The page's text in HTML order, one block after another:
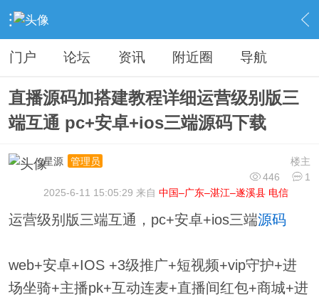
› 分类信息 › 源码模板 › 内容
门户 论坛 资讯 附近圈 导航
直播源码加搭建教程详细运营级别版三
端互通 pc+安卓+ios三端源码下载
楼主
星源
管理员
446
1
2025-6-11 15:05:29 来自 中国–广东–湛江–遂溪县 电信
运营级别版三端互通，pc+安卓+ios三端源码
web+安卓+IOS +3级推广+短视频+vip守护+进
场坐骑+主播pk+互动连麦+直播间红包+商城+进